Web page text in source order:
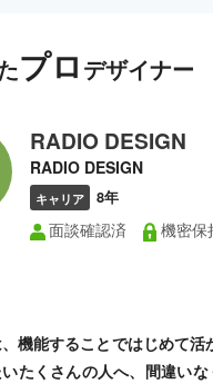
プロ デザイナー
RADIO DESIGN
RADIO DESIGN
キャリア 8年
面談確認済 機密保
機能することではじめて
たくさんの人へ、間違い